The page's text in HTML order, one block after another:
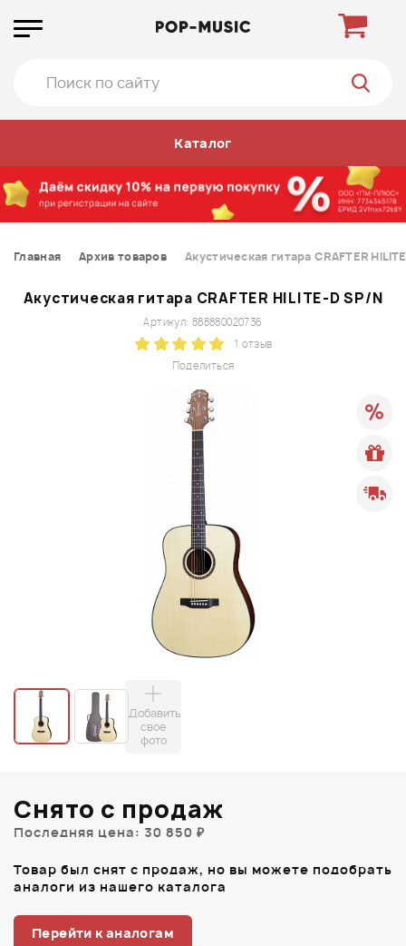
Каталог
Главная Архив товаров Акустическая гитара CRAFTER
Акустическая гитара CRAFTER HILITE-D SP/N
Поделиться
Артикул: 888880020736
1 отзыв
Добавить
свое
фото
Снято с продаж
Последняя цена: 30 850 ₽
Товар был снят с продаж, но вы можете подобрать
аналоги из нашего каталога
Перейти к аналогам